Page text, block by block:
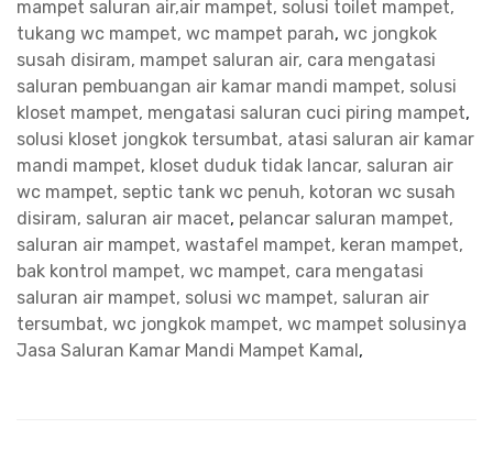
mampet saluran air,air mampet, solusi toilet mampet,
tukang wc mampet, wc mampet parah, wc jongkok
susah disiram, mampet saluran air, cara mengatasi
saluran pembuangan air kamar mandi mampet, solusi
kloset mampet, mengatasi saluran cuci piring mampet,
solusi kloset jongkok tersumbat, atasi saluran air kamar
mandi mampet, kloset duduk tidak lancar, saluran air
wc mampet, septic tank wc penuh, kotoran wc susah
disiram, saluran air macet, pelancar saluran mampet,
saluran air mampet, wastafel mampet, keran mampet,
bak kontrol mampet, wc mampet, cara mengatasi
saluran air mampet, solusi wc mampet, saluran air
tersumbat, wc jongkok mampet, wc mampet solusinya
Jasa Saluran Kamar Mandi Mampet Kamal ,